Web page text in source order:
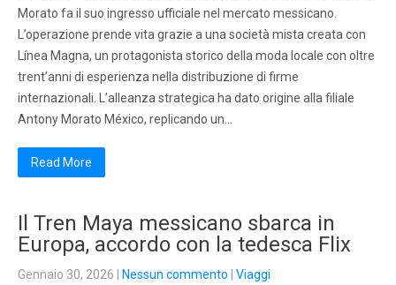
Morato fa il suo ingresso ufficiale nel mercato messicano.
L’operazione prende vita grazie a una società mista creata con
Línea Magna, un protagonista storico della moda locale con oltre
trent’anni di esperienza nella distribuzione di firme
internazionali. L’alleanza strategica ha dato origine alla filiale
Antony Morato México, replicando un…
Read More
Il Tren Maya messicano sbarca in
Europa, accordo con la tedesca Flix
Gennaio 30, 2026 Nessun commento Viaggi